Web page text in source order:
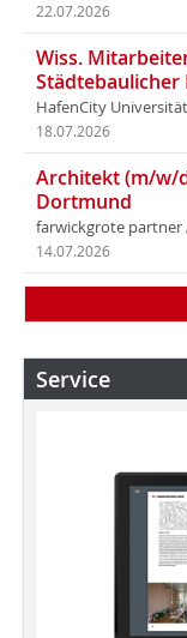
22.07.2026
Wiss.
HafenCity
18.07.2026
Architekt (m/w/
Dortmund
farwickgrote partner
14.07.2026
Service